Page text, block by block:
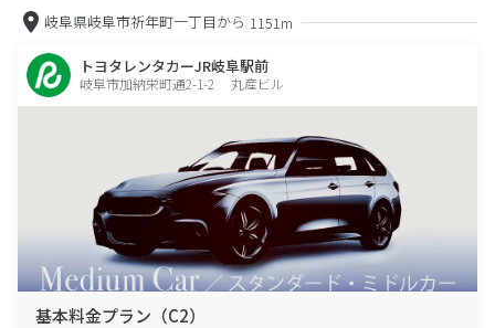
岐阜県岐阜市祈年町一丁目から 1151m
トヨタレンタカーJR岐阜駅前
岐阜市加納栄町通2-1-2 丸産ビル
基本料金プラン（C2）